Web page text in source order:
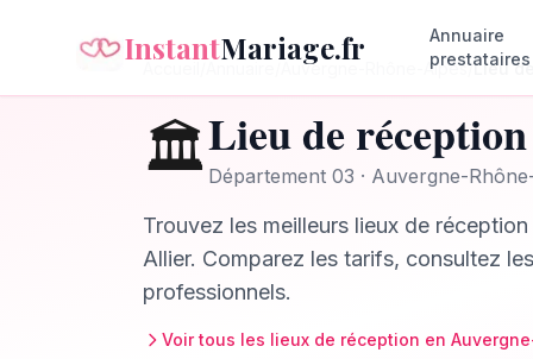
InstantMariage.fr
Annuaire
prestataires
Auvergne-Rhône-Alpes/Lieu
🏛️Lieu de réception
Département 03 · Auvergne-
Trouvez les meilleurs lieux de réception
Allier. Comparez les tarifs, consultez
professionnels.
Voir tous les lieux de réception en